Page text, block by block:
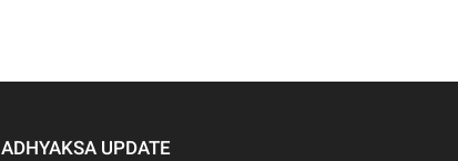
ADHYAKSA UPDATE